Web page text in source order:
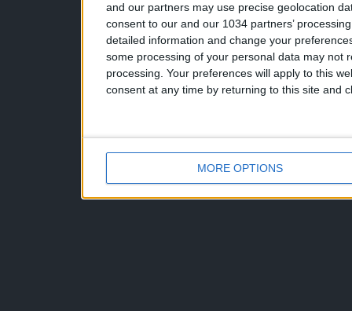
and our partners may use precise geolocation
consent to our and our 1034 partners’
detailed information and change your
some processing of your personal data may not
processing. Your preferences will apply to this
consent at any time by returning to this site and
MORE OPTIONS